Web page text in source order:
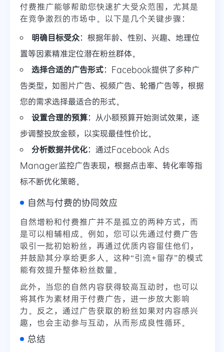
付费推广能够帮助您快速扩大受众范围，尤其是
在竞争激烈的市场中。以下是几个关键步骤：
明确目标受众：根据年龄、性别、兴趣、地理位
置等因素精准定位潜在粉丝群体。
选择合适的广告形式：Facebook提供了多种广
告类型，如图片广告、视频广告、轮播广告等，根据
您的需求选择最适合的形式。
设置合理的预算：从小额预算开始测试效果，逐
步调整投放金额，以实现最佳性价比。
分析数据并优化：通过Facebook Ads
Manager监控广告表现，根据点击率、转化率等指
标不断优化策略。
自然与付费的协同效应
自然增粉和付费推广并不是孤立的两种方式，而
是可以相辅相成。例如，您可以先通过付费广告
吸引一批初始粉丝，再通过优质内容留住他们，
并鼓励其分享给更多人。这种“引流+留存”的模式
能有效提升整体粉丝数量。
此外，当您的自然内容获得较高互动时，也可以
将其作为素材用于付费广告，进一步放大影响
力。反之，通过广告获取的粉丝如果对内容感兴
趣，也会主动参与互动，从而形成良性循环。
总结